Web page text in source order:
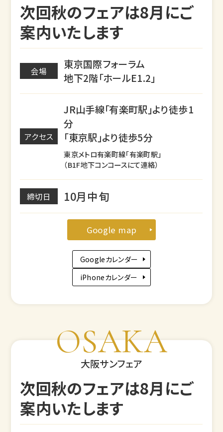
次回秋のフェアは8月にご
案内いたします
会場
東京国際フォーラム
地下2階「ホールE1.2」
アクセス
JR山手線「有楽町駅」より徒歩1
分
「東京駅」より徒歩5分
東京メトロ有楽町線「有楽町駅」
（B1F地下コンコースにて連絡）
締切日 10月中旬
Google map
Googleカレンダー
iPhoneカレンダー
OSAKA
大阪サンフェア
次回秋のフェアは8月にご
案内いたします